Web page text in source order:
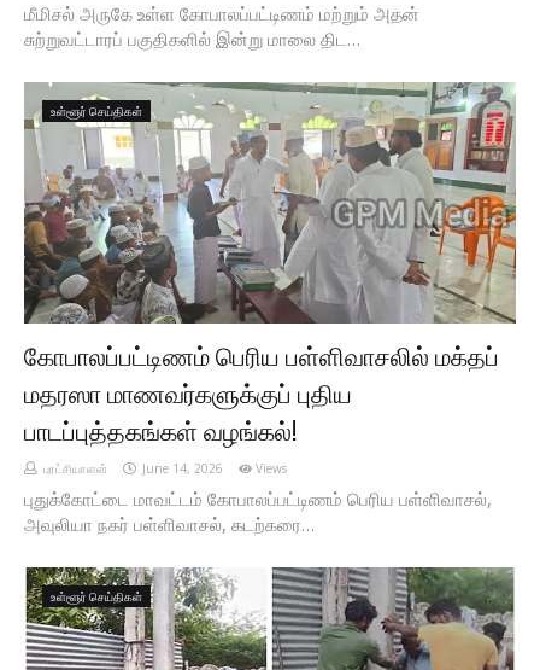
மீமிசல் அருகே உள்ள கோபாலப்பட்டிணம் மற்றும் அதன்
சுற்றுவட்டாரப் பகுதிகளில் இன்று மாலை திட…
உள்ளூர் செய்திகள்
கோபாலப்பட்டிணம் பெரிய பள்ளிவாசலில் மக்தப்
மதரஸா மாணவர்களுக்குப் புதிய
பாடப்புத்தகங்கள் வழங்கல்!
புரட்சியாளன் June 14, 2026 Views
புதுக்கோட்டை மாவட்டம் கோபாலப்பட்டிணம் பெரிய பள்ளிவாசல்,
அவுலியா நகர் பள்ளிவாசல், கடற்கரை…
உள்ளூர் செய்திகள்